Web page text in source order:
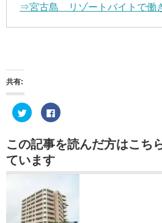
⇒宮古島 リゾートバイトで働
共有:
ク
リ
し
て
Twitter
で
共
し
い
ウ
ィ
ン
Facebook
で
す
る
に
ク
ク
し
て
く
だ
この記事を読んだ方はこち
ています